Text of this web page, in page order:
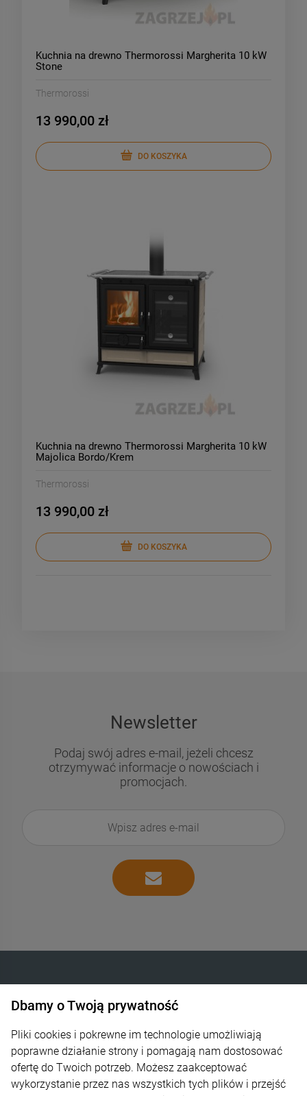
Kuchnia na drewno Thermorossi Margherita 10 kW
Stone
Thermorossi
13 990,00 zł
DO KOSZYKA
Kuchnia na drewno Thermorossi Margherita 10 kW
Majolica Bordo/Krem
Thermorossi
13 990,00 zł
DO KOSZYKA
Newsletter
Podaj swój adres e-mail, jeżeli chcesz
otrzymywać informacje o nowościach i
promocjach.
INTELIGENTNE OGRZEWANIE SP. Z O.O.
Góra Libertowska 24
30-444 Kraków
600 373 809
Dbamy o Twoją prywatność
Pliki cookies i pokrewne im technologie umożliwiają
poprawne działanie strony i pomagają nam dostosować
ofertę do Twoich potrzeb. Możesz zaakceptować
wykorzystanie przez nas wszystkich tych plików i przejść